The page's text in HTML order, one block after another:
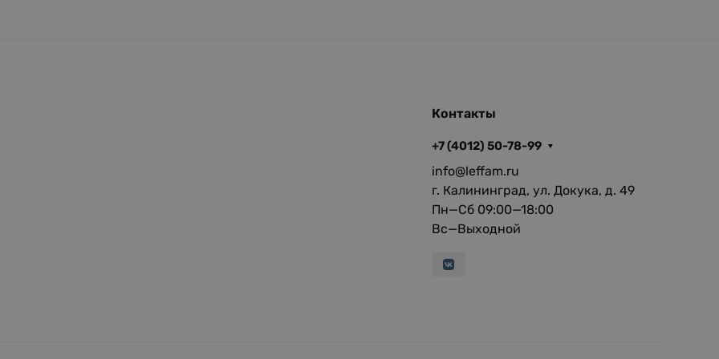
Контакты
+7 (4012) 50-78-99
info@leffam.ru
г. Калининград, ул. Докука, д. 49
Пн—Сб 09:00—18:00
Вс—Выходной